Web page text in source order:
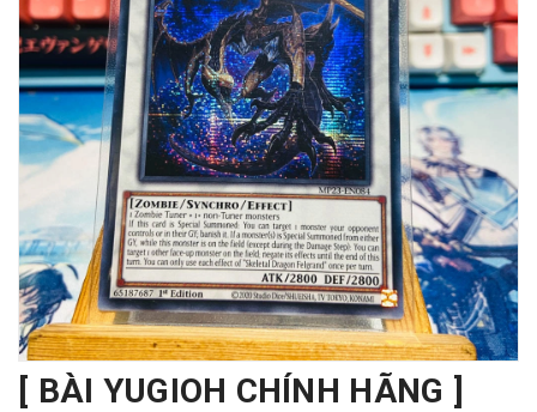
[ BÀI YUGIOH CHÍNH HÃNG ]